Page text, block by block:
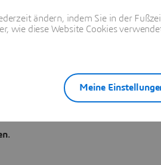
.
ändern, indem Sie in der
wie diese Website Cookies
Meine